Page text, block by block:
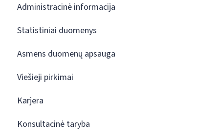
Administracinė informacija
Statistiniai duomenys
Asmens duomenų apsauga
Viešieji pirkimai
Karjera
Konsultacinė taryba